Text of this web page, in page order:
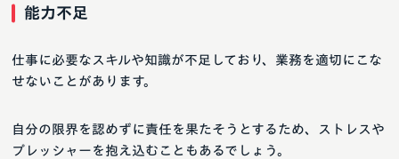
能力不足
仕事に必要なスキルや知識が不足しており、業務を適切にこな
せないことがあります。
自分の限界を認めずに責任を果たそうとするため、ストレスや
プレッシャーを抱え込むこともあるでしょう。